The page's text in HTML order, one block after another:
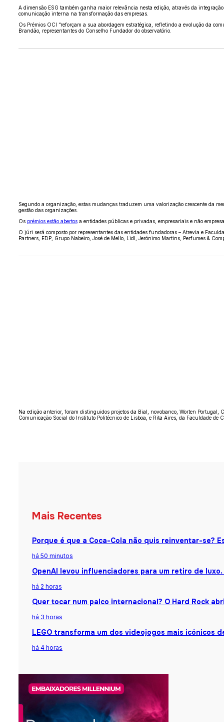
A dimensão ESG também ganha maior relevância nesta edição, através da
comunicação interna na transformação das empresas.
Os Prémios OCI “reforçam a sua abordagem estratégica, refletindo a evolução da
Brandão, representantes do Conselho Fundador do observatório.
Segundo a organização, estas mudanças traduzem uma valorização crescente da
gestão das organizações.
Os prémios estão abertosa entidades públicas e privadas, empresariais e não
O júri será composto por representantes das entidades fundadoras – Atrevia e
Partners, EDP, Grupo Nabeiro, José de Mello, Lidl Jerónimo Martins, Perfumes &
Na edição anterior, foram distinguidos projetos da Bial novobanco, Worten Portugal
Comunicação Social do Instituto Politécnico de Lisboa , e Rita Aires, da Faculdade de
Mais Recentes
Porque é que a Coca-Cola não quis reinventar-se?
há 50 minutos
OpenAI levou influenciadores para um retiro de
há 2 horas
Quer tocar num palco internacional? O Hard Rock
há 3 horas
LEGO transforma um dos videojogos mais icónicos
há 4 horas